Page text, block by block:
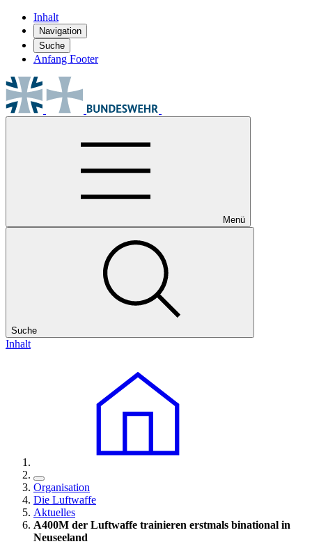
Inhalt
Navigation
Suche
Anfang Footer
Menü
Suche
Inhalt
Organisation
Die Luftwaffe
Aktuelles
A400M der Luftwaffe trainieren erstmals binational in
Neuseeland